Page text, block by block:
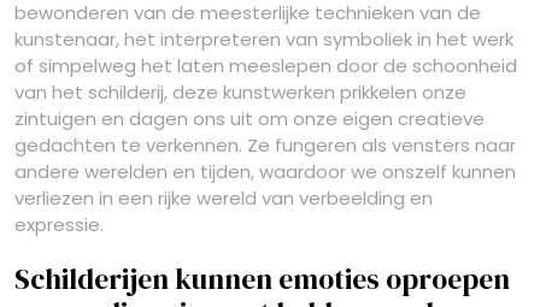
bewonderen van de meesterlijke technieken van de
kunstenaar, het interpreteren van symboliek in het werk
of simpelweg het laten meeslepen door de schoonheid
van het schilderij, deze kunstwerken prikkelen onze
zintuigen en dagen ons uit om onze eigen creatieve
gedachten te verkennen. Ze fungeren als vensters naar
andere werelden en tijden, waardoor we onszelf kunnen
verliezen in een rijke wereld van verbeelding en
expressie.
Schilderijen kunnen emoties oproepen